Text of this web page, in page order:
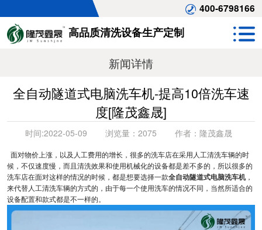
400-6798166
高品质清洗设备生产定制
新闻详情
全自动隧道式电脑洗车机-提高10倍洗车速
度[隆茂鑫晟]
时间:2022-05-09 浏览量： 2075 作者： 隆茂鑫晟
面对物价上涨，以及人工费用的增长，很多的洗车店在采用人工清洗车辆的时
候，不仅速度慢，而且清洗效果和使用机械化的设备都是差不多的，所以很多的
洗车店在面对这样的情况的时候，都是想要选择一款全自动隧道式电脑洗车机，
来代替人工清洗车辆的方式的，由于每一个使用洗车的情况不同，当然所适合的
设备配置和款式都是不一样的。